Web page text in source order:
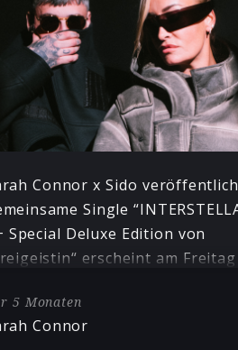
Connor x Sido
Single
Special Deluxe Edition von
erscheint am Freitag
5 Monaten
Connor